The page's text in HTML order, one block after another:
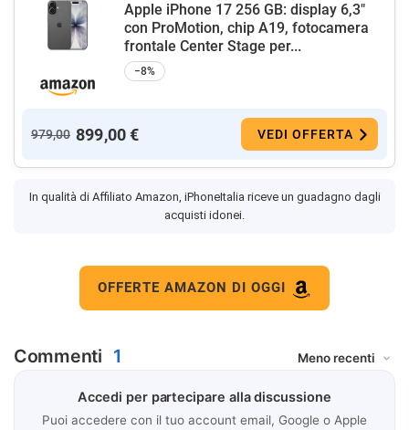
Apple iPhone 17 256 GB: display 6,3"
con ProMotion, chip A19, fotocamera
frontale Center Stage per...
−8%
979,00 899,00 € VEDI OFFERTA
In qualità di Affiliato Amazon, iPhoneItalia riceve un guadagno dagli
acquisti idonei.
OFFERTE AMAZON DI OGGI
Commenti 1
Accedi per partecipare alla discussione
Puoi accedere con il tuo account email, Google o Apple